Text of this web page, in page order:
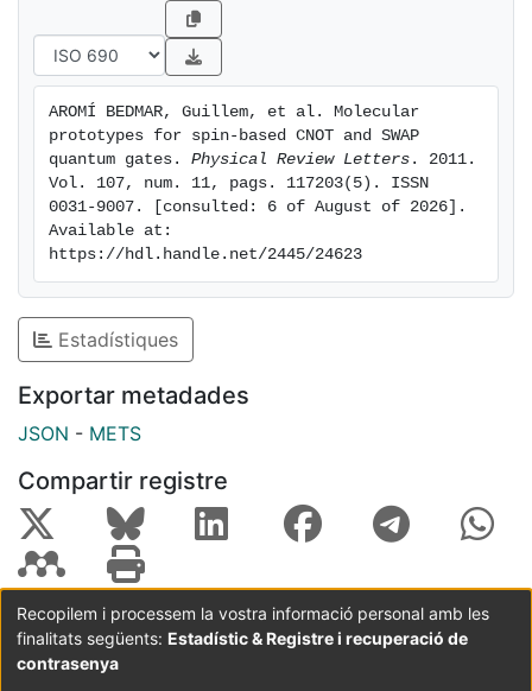
AROMÍ BEDMAR, Guillem, et al. Molecular
prototypes for spin-based CNOT and SWAP
quantum gates. Physical Review Letters . 2011.
Vol. 107, num. 11, pags. 117203(5). ISSN
0031-9007. [consulted: 6 of August of 2026].
Available at:
https://hdl.handle.net/2445/24623
Estadístiques
Exportar metadades
JSON - METS
Compartir registre
Coordinació:CRAI UB Avís legal
Metadades
subjectes a:
Recopilem i processem la vostra informació personal amb les
finalitats següents: Estadístic & Registre i recuperació de
contrasenya